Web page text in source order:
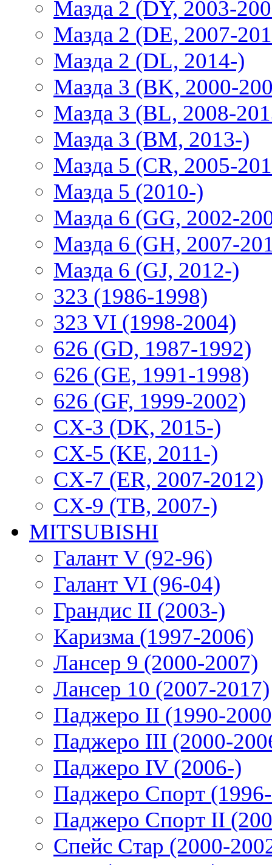
Мазда 2 (DY, 2003-
Мазда 2 (DE, 2007-
Мазда 2 (DL, 2014-)
Мазда 3 (BK, 2000-
Мазда 3 (BL, 2008-
Мазда 3 (BM, 2013-)
Мазда 5 (CR, 2005-
Мазда 5 (2010-)
Мазда 6 (GG, 2002-
Мазда 6 (GH, 2007-
Мазда 6 (GJ, 2012-)
323 (1986-1998)
323 VI (1998-2004)
626 (GD, 1987-1992)
626 (GE, 1991-1998)
626 (GF, 1999-2002)
CX-3 (DK, 2015-)
CX-5 (KE, 2011-)
CX-7 (ER, 2007-2012)
CX-9 (TB, 2007-)
MITSUBISHI
Галант V (92-96)
Галант VI (96-04)
Грандис II (2003-)
Каризма (1997-2006)
Лансер 9 (2000-2007)
Лансер 10 (2007-2017)
Паджеро II (1990-
Паджеро III (2000-
Паджеро IV (2006-)
Паджеро Спорт
Паджеро Спорт II
Спейс Стар (2000-